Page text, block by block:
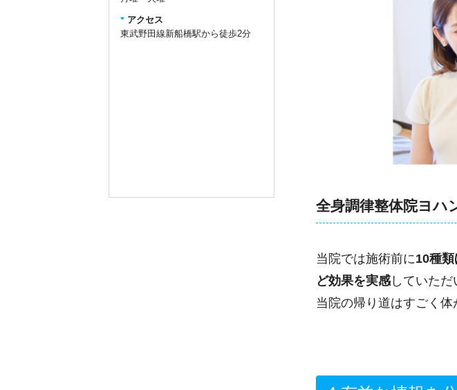
全身調律整体院ヨハ
当院では施術前に10種
ど効果を実感 していただ
当院の帰り道はすごく体
アクセス
東武野田線新船橋駅から徒歩2分